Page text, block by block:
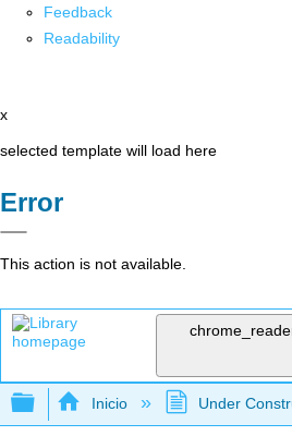
Feedback
Readability
x
selected template will load here
Error
This action is not available.
Expandir/contraer
Inicio Under